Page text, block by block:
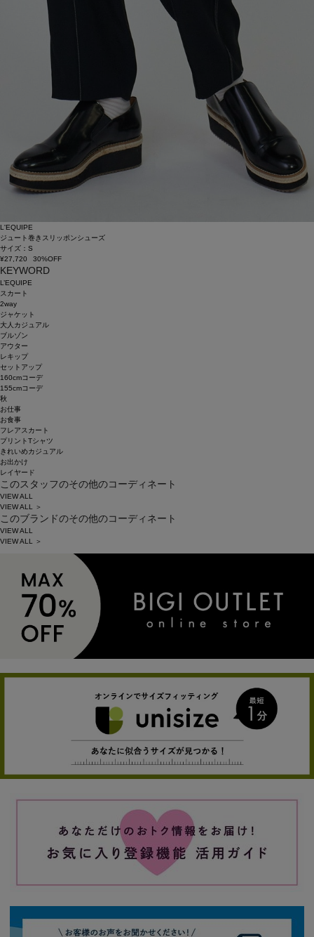
L'EQUIPE
ジュート巻きスリッポンシューズ
サイズ：S
¥27,720
30%OFF
KEYWORD
L’EQUIPE
スカート
2way
ジャケット
大人カジュアル
ブルゾン
アウター
レキップ
セットアップ
160cmコーデ
155cmコーデ
秋
お仕事
お食事
フレアスカート
プリントTシャツ
きれいめカジュアル
お出かけ
レイヤード
このスタッフのその他のコーディネート
VIEW ALL
VIEW ALL ＞
このブランドのその他のコーディネート
VIEW ALL
VIEW ALL ＞